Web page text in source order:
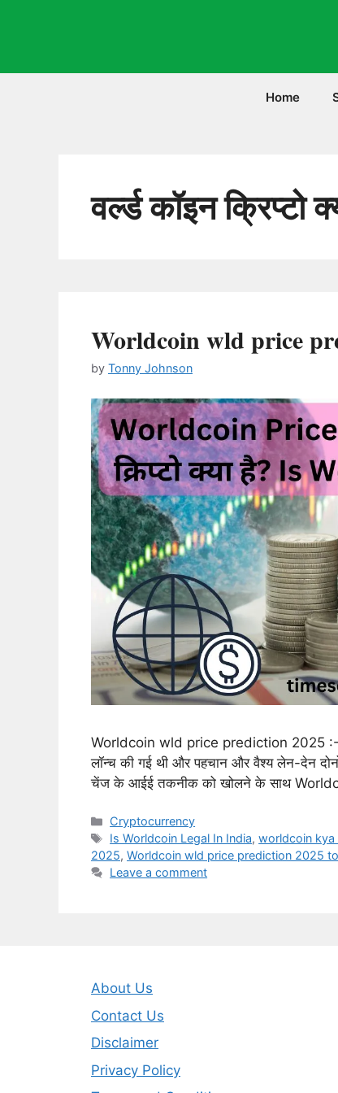
Home
वर्ल्ड कॉइन क्रिप्टो
Worldcoin wld price
by Tonny Johnson
Worldcoin wld price prediction 2025 :-
लॉन्च की गई थी और पहचान और वैश्य लेन-देन
चेंज के आईई तकनीक को खोलने के साथ
Categories
Cryptocurrency
Tags
Is Worldcoin Legal In India,worldcoin kya
2025, Worldcoin wld price prediction 2025
Leave a comment
About Us
Contact Us
Disclaimer
Privacy Policy